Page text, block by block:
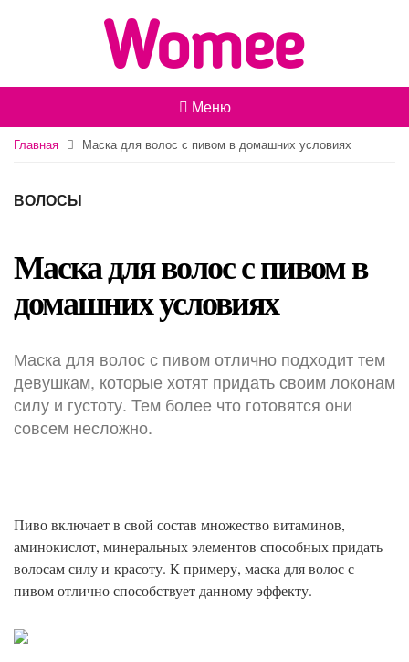
Меню
Главная Маска для волос с пивом в домашних условиях
ВОЛОСЫ
Маска для волос с пивом в
домашних условиях
Маска для волос с пивом отлично подходит тем
девушкам, которые хотят придать своим локонам
силу и густоту. Тем более что готовятся они
совсем несложно.
Пиво включает в свой состав множество витаминов,
аминокислот, минеральных элементов способных придать
волосам силу и красоту. К примеру, маска для волос с
пивом отлично способствует данному эффекту.